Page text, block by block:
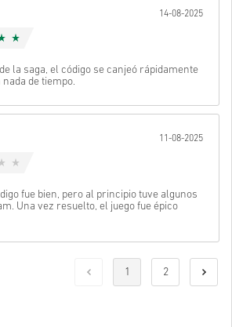
14-08-2025
la saga, el código se canjeó rápidamente
de tiempo.
11-08-2025
fue bien, pero al principio tuve algunos
Una vez resuelto, el juego fue épico
1 2